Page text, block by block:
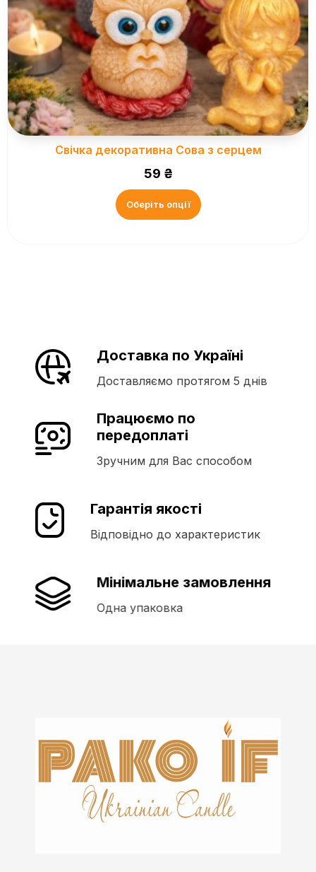
Свічка декоративна Сова з серцем
59 ₴
Оберіть опції
Доставка по Україні
Доставляємо протягом 5 днів
Працюємо по
передоплаті
Зручним для Вас способом
Гарантія якості
Відповідно до характеристик
Мінімальне замовлення
Одна упаковка